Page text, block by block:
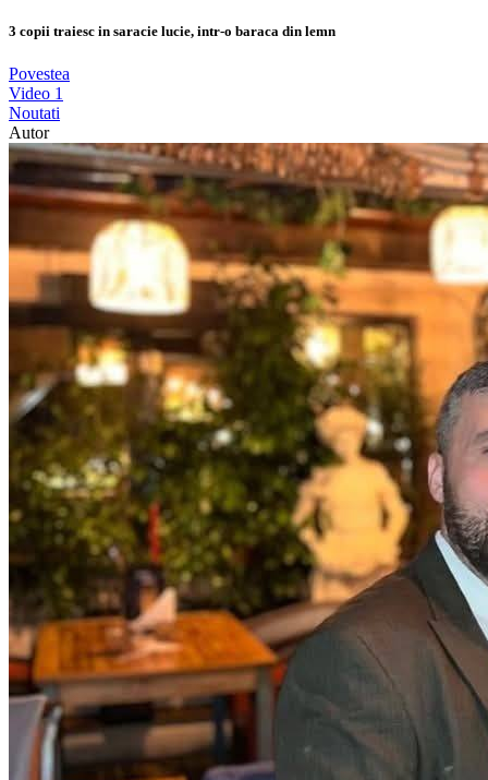
3 copii traiesc in saracie lucie, intr-o baraca din lemn
Povestea
Video 1
Noutati
Autor